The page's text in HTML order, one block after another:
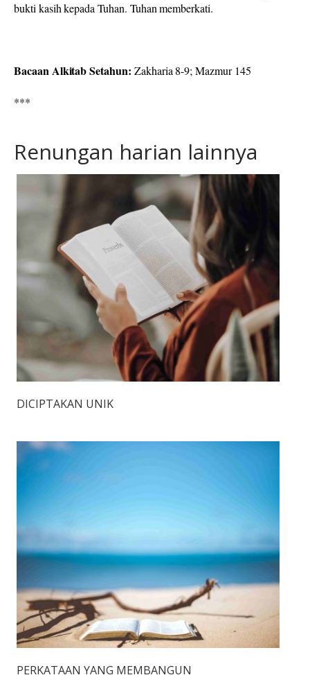
bukti kasih kepada Tuhan. Tuhan memberkati.
Bacaan Alkitab Setahun: Zakharia 8-9; Mazmur 145
***
Renungan harian lainnya
DICIPTAKAN UNIK
PERKATAAN YANG MEMBANGUN